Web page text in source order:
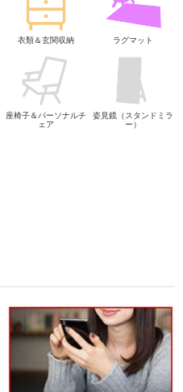
衣類＆玄関収納 ラグマット
座椅子＆パーソナルチ
ェア
姿見鏡（スタンドミラ
ー）